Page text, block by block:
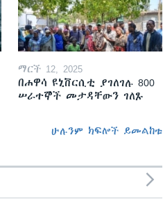
ማርች 12, 2025
በሐዋሳ ዩኒቨርሲቲ ያገለገሉ 800
ሠራተኞች መታዳቸውን ገለጹ
ሁሉንም ክፍሎች ይመልከቱ